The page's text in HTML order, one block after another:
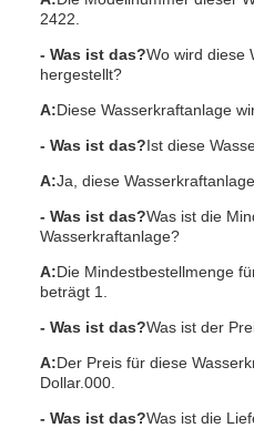
2422.
- Was ist das?Wo wird diese
hergestellt?
A:Diese Wasserkraftanlage
- Was ist das?Ist diese
A:Ja, diese
- Was ist das?Was ist die
Wasserkraftanlage?
A:Die Mindestbestellmenge
beträgt 1.
- Was ist das?Was ist der
A:Der Preis für diese
Dollar.000.
- Was ist das?Was ist die